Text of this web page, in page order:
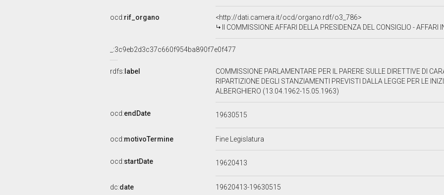
ocd:rif_organo
<http://dati.camera.it/ocd/organo.rdf/o3_786>
II COMMISSIONE AFFARI DELLA PRESIDENZA DEL CONSIGLIO - AFFARI
_:3c9eb2d3c37c660f954ba890f7e0f477
rdfs: label
COMMISSIONE PARLAMENTARE PER IL PARERE SULLE DIRETTIVE DI
RIPARTIZIONE DEGLI STANZIAMENTI PREVISTI DALLA LEGGE PER LE
ALBERGHIERO (13.04.1962-15.05.1963)
ocd:endDate 19630515
ocd:motivoTermine Fine Legislatura
ocd:startDate 19620413
dc:date 19620413-19630515